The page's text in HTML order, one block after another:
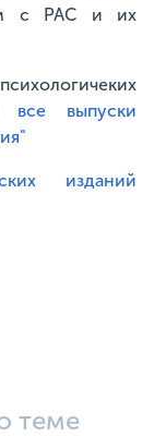
с РАС и их
все выпуски
изданий
теме